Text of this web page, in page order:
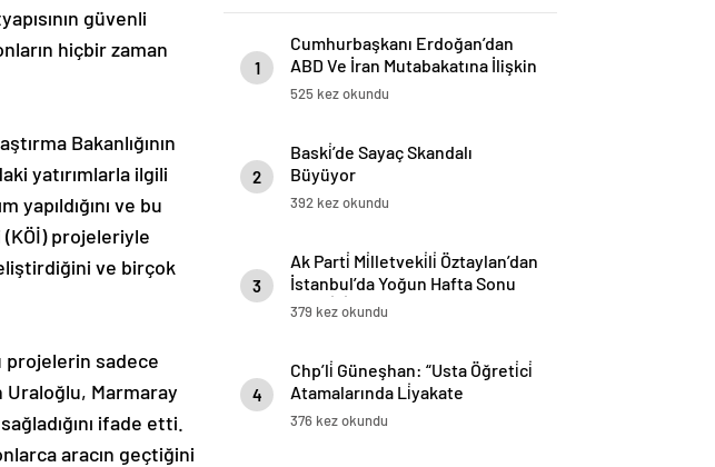
güvenli
hiçbir zaman
Bakanlığının
yatırımlarla ilgili
yapıldığını ve bu
(KÖİ) projeleriyle
ve birçok
projelerin sadece
Uraloğlu, Marmaray
ifade etti.
aracın geçtiğini
1
Cumhurbaşkanı Erdoğan’dan
ABD Ve İran Mutabakatına İlişkin
Önemli Açıklamalar
525 kez okundu
2
Baski̇’de Sayaç Skandalı
Büyüyor
392 kez okundu
3
Ak Parti̇ Mi̇lletveki̇li̇ Öztaylan’dan
İstanbul’da Yoğun Hafta Sonu
Mesai̇si̇
379 kez okundu
4
Chp’li̇ Güneşhan: “Usta Öğreti̇ci̇
Atamalarında Li̇yakate
Uyulmuyor”
376 kez okundu